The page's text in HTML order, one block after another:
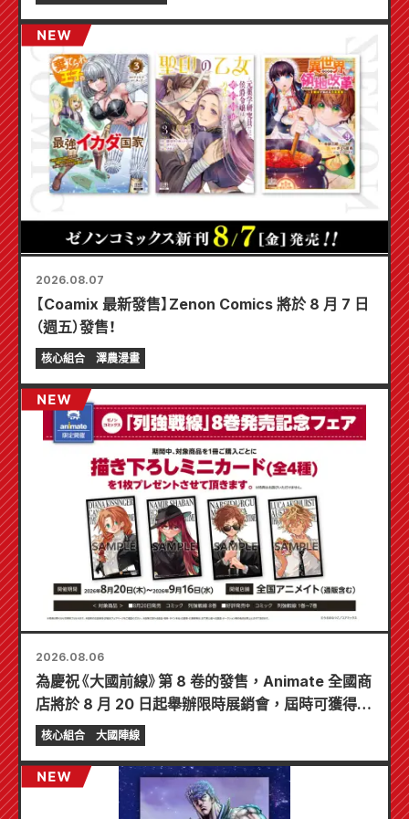
2026.08.07
【Coamix 最新發售】Zenon Comics 將於 8 月 7 日
（週五）發售！
核心組合 澤農漫畫
2026.08.06
為慶祝《大國前線》第 8 卷的發售，Animate 全國商
店將於 8 月 20 日起舉辦限時展銷會，屆時可獲得特
製迷你卡片（共 4 種）！
核心組合 大國陣線